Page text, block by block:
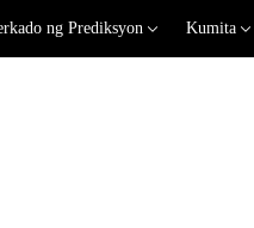
ng Prediksyon Kumita